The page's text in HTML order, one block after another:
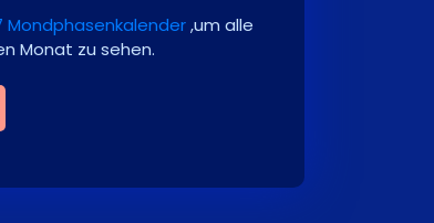
Mondphasenkalender,um alle
Monat zu sehen.